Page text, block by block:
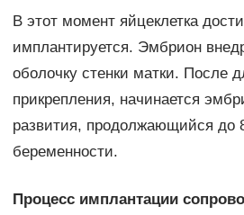
В этот момент яйцеклетка
имплантируется. Эмбрион
оболочку стенки матки. После
прикрепления, начинается
развития, продолжающийся до
беременности.
Процесс имплантации